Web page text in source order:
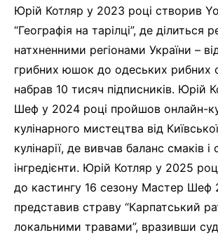
Юрій Котляр у 2023 році створив
“Географія на тарілці”, де ділиться
натхненними регіонами України –
грибних юшок до одеських рибних
набрав 10 тисяч підписників. Юрій
Шеф у 2024 році пройшов онлайн-
кулінарного мистецтва від
кулінарії, де вивчав баланс смаків і
інгредієнти. Юрій Котляр у 2025
до кастингу 16 сезону Мастер Шеф
представив страву “Карпатський
локальними травами”, вразивши